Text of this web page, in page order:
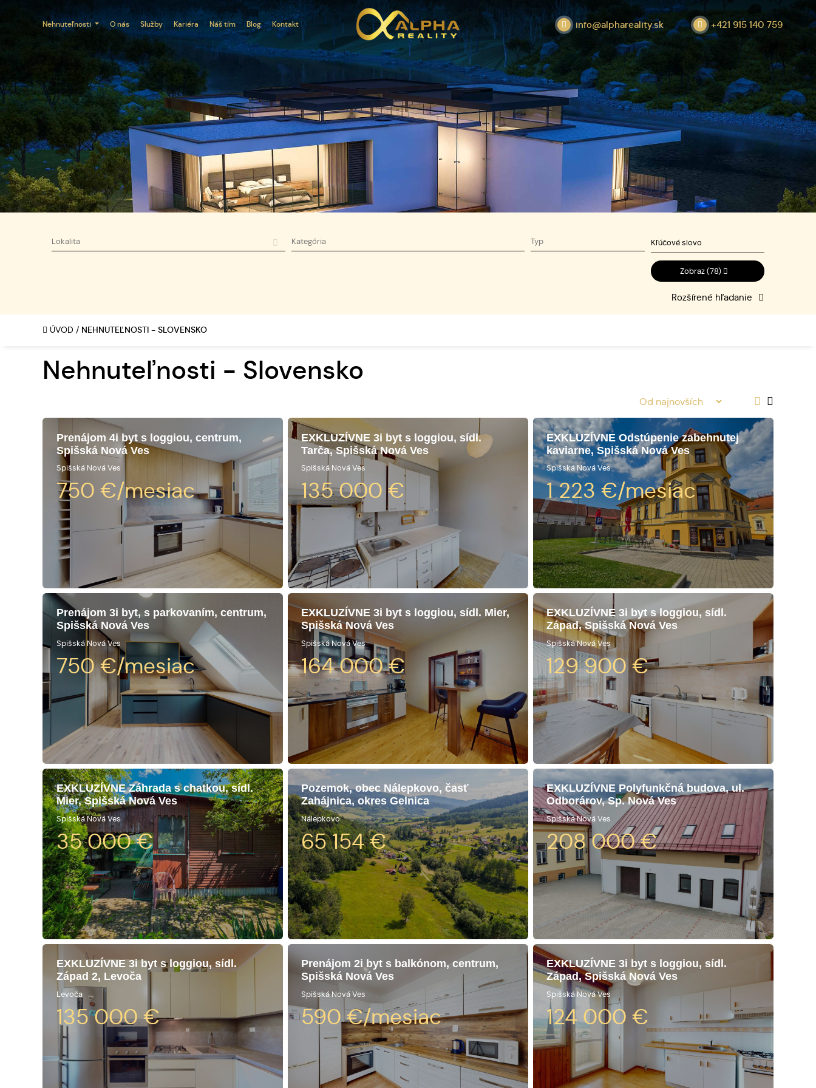
info@alphareality.sk +421 915 140 759
Nehnuteľnosti O nás Služby Kariéra Náš tím Blog Kontakt
Zobraz(78)
Rozšírené hľadanie
ÚVOD / NEHNUTEĽNOSTI - SLOVENSKO
Nehnuteľnosti - Slovensko
Prenájom 4i byt s loggiou, centrum,
Spišská Nová Ves
Spišská Nová Ves
750 €/mesiac
EXKLUZÍVNE 3i byt s loggiou, sídl.
Tarča, Spišská Nová Ves
Spišská Nová Ves
135 000€
EXKLUZÍVNE Odstúpenie zabehnutej
kaviarne, Spišská Nová Ves
Spišská Nová Ves
1 223€/mesiac
Prenájom 3i byt, s parkovaním, centrum,
Spišská Nová Ves
Spišská Nová Ves
750€/mesiac
EXKLUZÍVNE 3i byt s loggiou, sídl. Mier,
Spišská Nová Ves
Spišská Nová Ves
164 000€
EXKLUZÍVNE 3i byt s loggiou, sídl.
Západ, Spišská Nová Ves
Spišská Nová Ves
129 900€
EXKLUZÍVNE Záhrada s chatkou, sídl.
Mier, Spišská Nová Ves
Spišská Nová Ves
35 000€
Pozemok, obec Nálepkovo, časť
Zahájnica, okres Gelnica
Nálepkovo
65 154€
EXKLUZÍVNE Polyfunkčná budova, ul.
Odborárov, Sp. Nová Ves
Spišská Nová Ves
208 000€
EXKLUZÍVNE 3i byt s loggiou, sídl.
Západ 2, Levoča
Levoča
135 000€
Prenájom 2i byt s balkónom, centrum,
Spišská Nová Ves
Spišská Nová Ves
590€/mesiac
EXKLUZÍVNE 3i byt s loggiou, sídl.
Západ, Spišská Nová Ves
Spišská Nová Ves
124 000€